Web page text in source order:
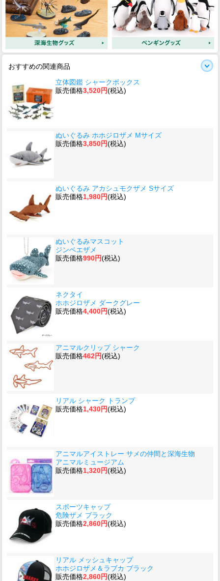
おすすめの関連商品
立体図鑑 シャークボックス
販売価格3,520円(税込)
ぬいぐるみ ホホジロザメ Mサイズ
販売価格3,850円(税込)
ぬいぐるみ アカシュモクザメ Sサイズ
販売価格1,980円(税込)
ぬいぐるみマスコット
ジンベエザメ
販売価格990円(税込)
ネクタイ
ホホジロザメ ダークグレー
販売価格4,400円(税込)
アニマルクリップ シャーク
販売価格462円(税込)
リアル シャーク トランプ
販売価格1,430円(税込)
アニマルアイストレー サメの仲間と深海生物
アニマルミュージアム
販売価格1,320円(税込)
スポーツキャップ
危険ザメ ブラック
販売価格2,860円(税込)
リアル メッシュキャップ
ホホジロザメ＆ラブカ ブラック
販売価格2,860円(税込)